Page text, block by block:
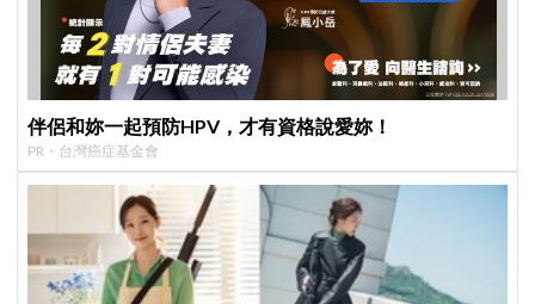
伴侶和妳一起預防HPV，才有資格說愛妳！
PR・台灣癌症基金會